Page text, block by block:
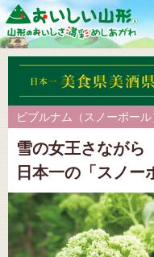
ビブルナム（スノーボー
雪の女王さながら
日本一の「スノー